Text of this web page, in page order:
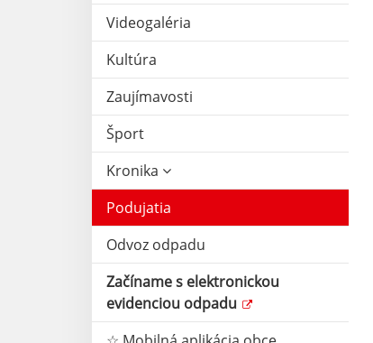
Videogaléria
Kultúra
Zaujímavosti
Šport
Kronika
Podujatia
Odvoz odpadu
Začíname s elektronickou
evidenciou odpadu